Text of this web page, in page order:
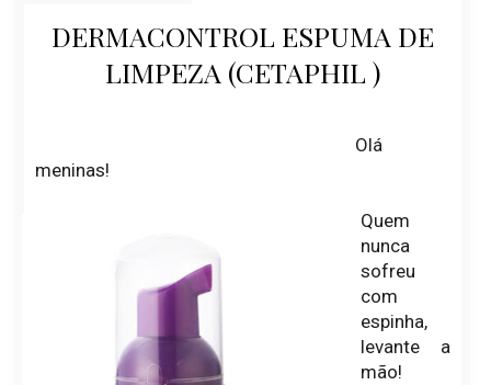
DERMACONTROL ESPUMA DE
LIMPEZA (CETAPHIL )
Olá
meninas!
Quem
nunca
sofreu
com
espinha,
levante a
mão!